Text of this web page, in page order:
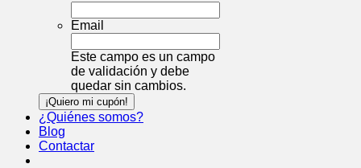
Email
Este campo es un campo
de validación y debe
quedar sin cambios.
¿Quiénes somos?
Blog
Contactar